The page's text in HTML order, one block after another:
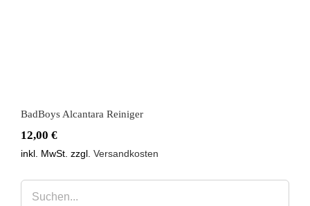
BadBoys Alcantara Reiniger
12,00 €
inkl. MwSt. zzgl. Versandkosten